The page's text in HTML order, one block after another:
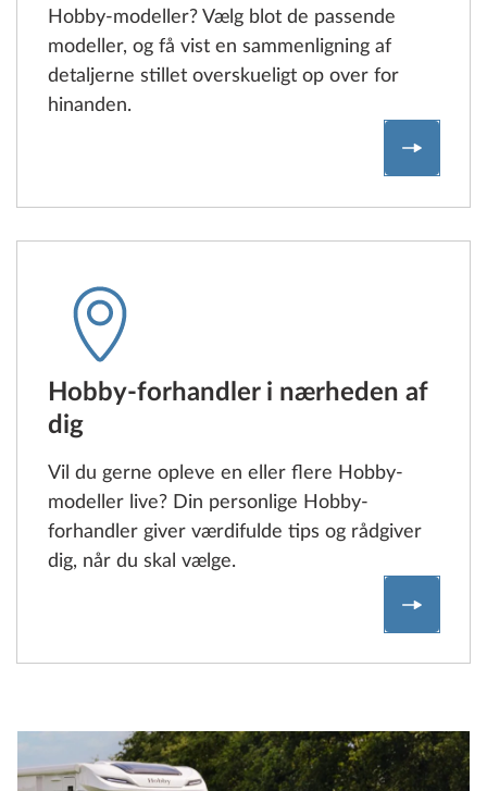
Hobby-modeller? Vælg blot de passende
modeller, og få vist en sammenligning af
detaljerne stillet overskueligt op over for
hinanden.
Hobby-forhandler i nærheden af
dig
Vil du gerne opleve en eller flere Hobby-
modeller live? Din personlige Hobby-
forhandler giver værdifulde tips og rådgiver
dig, når du skal vælge.
Find